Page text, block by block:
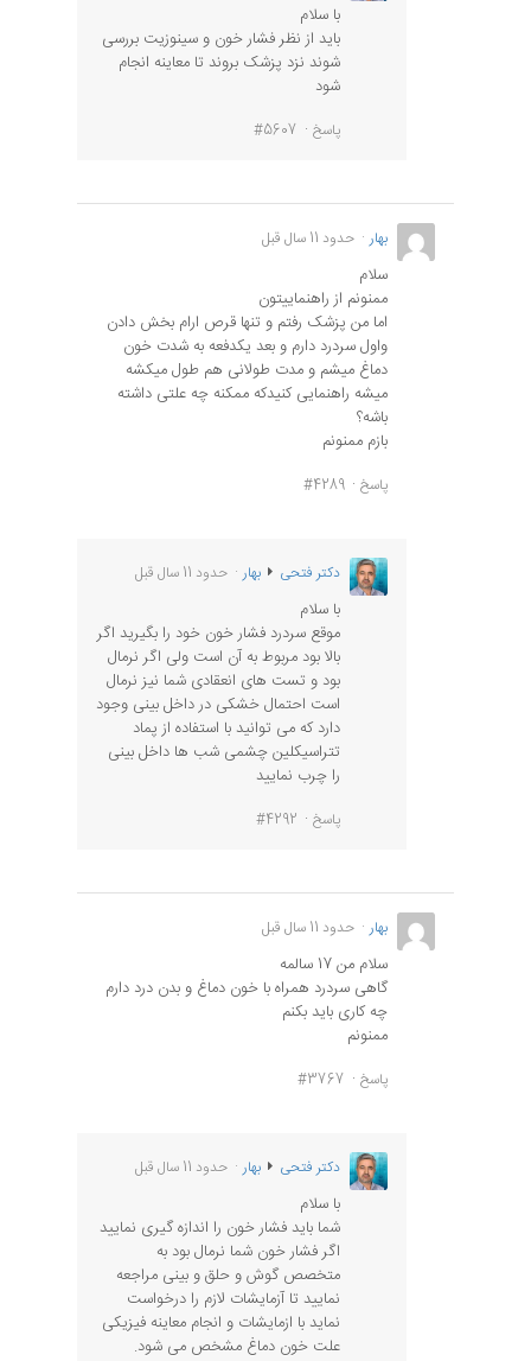
با سلام
باید از نظر فشار خون و سینوزیت بررسی
شوند نزد پزشک بروند تا معاینه انجام
شود
پاسخ #5607
بهار حدود 11 سال قبل
سلام
ممنونم از راهنماییتون
اما من پزشک رفتم و تنها قرص ارام بخش دادن
واول سردرد دارم و بعد یکدفعه به شدت خون
دماغ میشم و مدت طولانی هم طول میکشه
میشه راهنمایی کنیدکه ممکنه چه علتی داشته
باشه؟
بازم ممنونم
پاسخ #4289
دکتر فتحی بهار حدود 11 سال قبل
با سلام
موقع سردرد فشار خون خود را بگیرید اگر
بالا بود مربوط به آن است ولی اگر نرمال
بود و تست های انعقادی شما نیز نرمال
است احتمال خشکی در داخل بینی وجود
دارد که می توانید با استفاده از پماد
تتراسیکلین چشمی شب ها داخل بینی
را چرب نمایید
پاسخ #4292
بهار حدود 11 سال قبل
سلام من 17 سالمه
گاهی سردرد همراه با خون دماغ و بدن درد دارم
چه کاری باید بکنم
ممنونم
پاسخ #3767
دکتر فتحی بهار حدود 11 سال قبل
با سلام
شما باید فشار خون را اندازه گیری نمایید
اگر فشار خون شما نرمال بود به
متخصص گوش و حلق و بینی مراجعه
نمایید تا آزمایشات لازم را درخواست
نماید با ازمایشات و انجام معاینه فیزیکی
علت خون دماغ مشخص می شود.